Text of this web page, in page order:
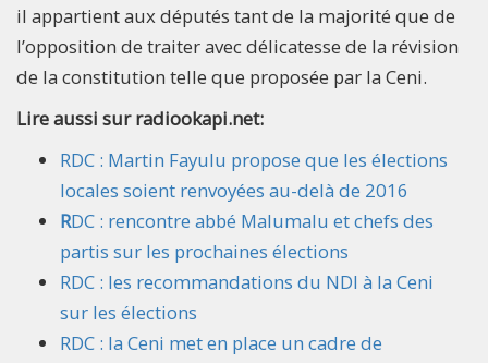
il appartient aux députés tant de la majorité que de
l’opposition de traiter avec délicatesse de la révision
de la constitution telle que proposée par la Ceni.
Lire aussi sur radiookapi.net:
RDC : Martin Fayulu propose que les élections
locales soient renvoyées au-delà de 2016
RDC : rencontre abbé Malumalu et chefs des
partis sur les prochaines élections
RDC : les recommandations du NDI à la Ceni
sur les élections
RDC : la Ceni met en place un cadre de